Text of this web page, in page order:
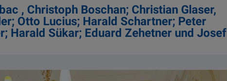
, Christoph Boschan; Christian Glaser,
Otto Lucius; Harald Schartner; Peter
Harald Sükar; Eduard Zehetner und Josef